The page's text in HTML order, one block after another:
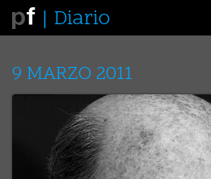
Diario
9 MARZO 2011